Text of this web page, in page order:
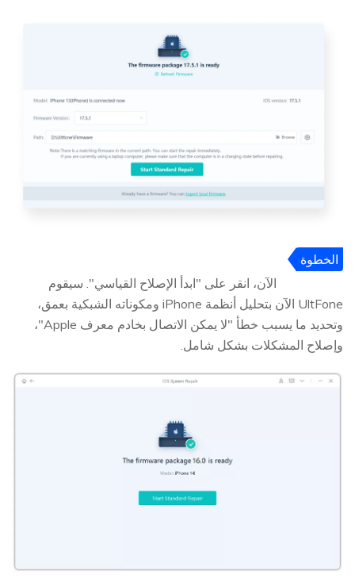
الخطوة
الآن، انقر على "ابدأ الإصلاح القياسي". سيقوم
UltFone الآن بتحليل أنظمة iPhone ومكوناته الشبكية بعمق،
وتحديد ما يسبب خطأ "لا يمكن الاتصال بخادم معرف Apple"،
وإصلاح المشكلات بشكل شامل.